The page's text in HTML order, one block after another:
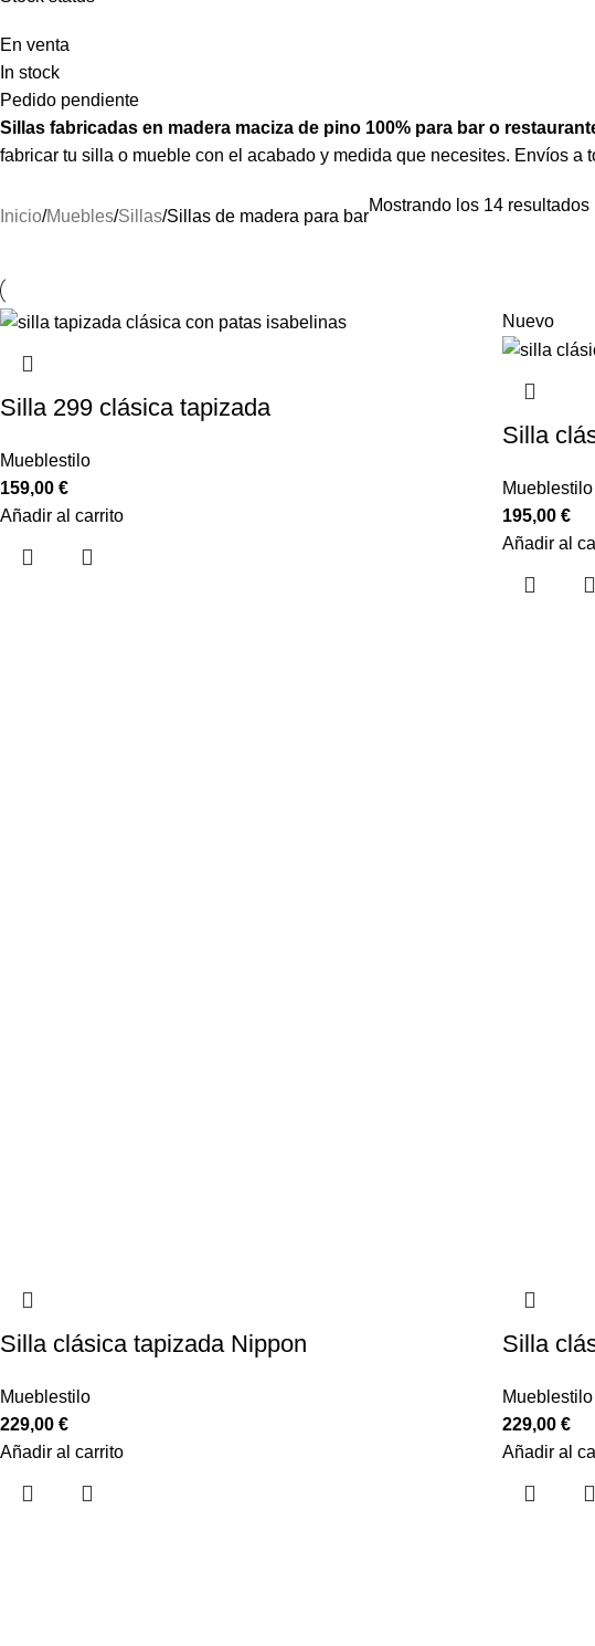
En venta
In stock
Pedido pendiente
Sillas fabricadas en madera maciza de pino 100% para bar o
fabricar tu silla o mueble con el acabado y medida que necesites. Envíos a
Inicio Muebles Sillas Sillas de madera para bar
Mostrando los 14 resultados
Silla 299 clásica tapizada
Mueblestilo
159,00 €
Añadir al carrito
Nuevo
Silla
Mueblestilo
195,00 €
Añadir al
Silla clásica tapizada Nippon
Mueblestilo
229,00 €
Añadir al carrito
Silla
Mueblestilo
229,00 €
Añadir al